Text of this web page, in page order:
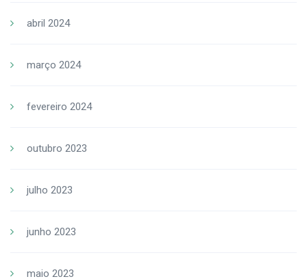
abril 2024
março 2024
fevereiro 2024
outubro 2023
julho 2023
junho 2023
maio 2023